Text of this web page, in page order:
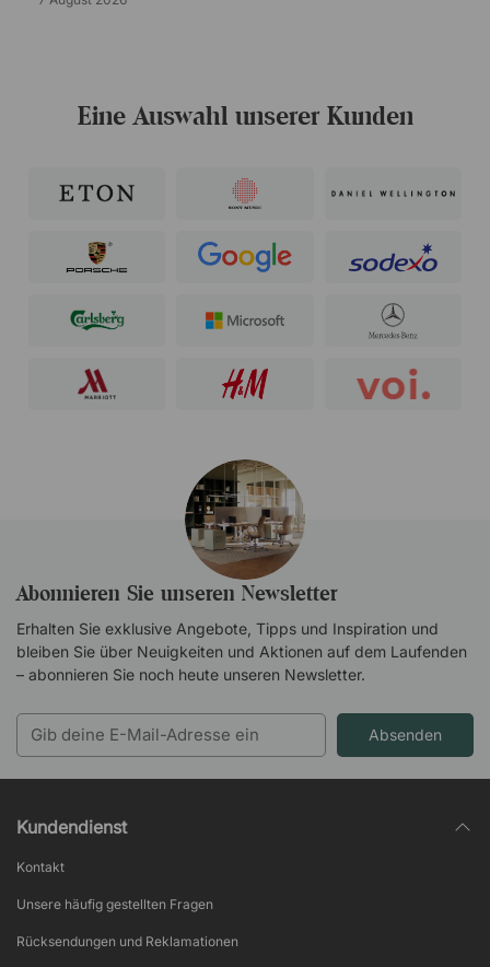
Eine Auswahl unserer Kunden
Abonnieren Sie unseren Newsletter
Erhalten Sie exklusive Angebote, Tipps und Inspiration und
bleiben Sie über Neuigkeiten und Aktionen auf dem Laufenden
– abonnieren Sie noch heute unseren Newsletter.
Absenden
Kundendienst
Kontakt
Unsere häufig gestellten Fragen
Rücksendungen und Reklamationen